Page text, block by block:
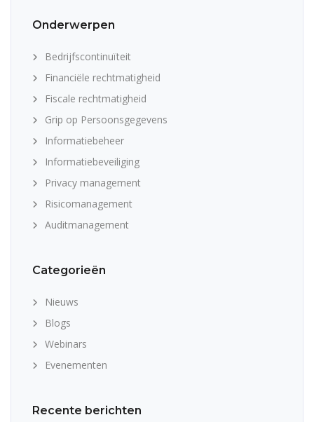
Onderwerpen
Bedrijfscontinuïteit
Financiële rechtmatigheid
Fiscale rechtmatigheid
Grip op Persoonsgegevens
Informatiebeheer
Informatiebeveiliging
Privacy management
Risicomanagement
Auditmanagement
Categorieën
Nieuws
Blogs
Webinars
Evenementen
Recente berichten